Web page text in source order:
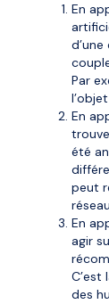
En
Par
En
été
peut
En
agir
C’est
des